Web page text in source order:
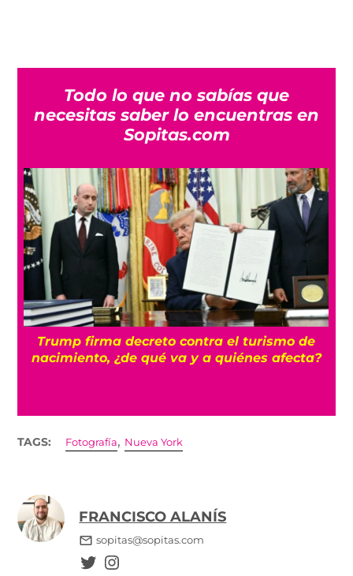
Todo lo que no sabías que
necesitas saber lo encuentras en
Sopitas.com
Trump firma decreto contra el turismo de
nacimiento, ¿de qué va y a quiénes afecta?
TAGS: Fotografía, Nueva York
FRANCISCO ALANÍS
sopitas@sopitas.com